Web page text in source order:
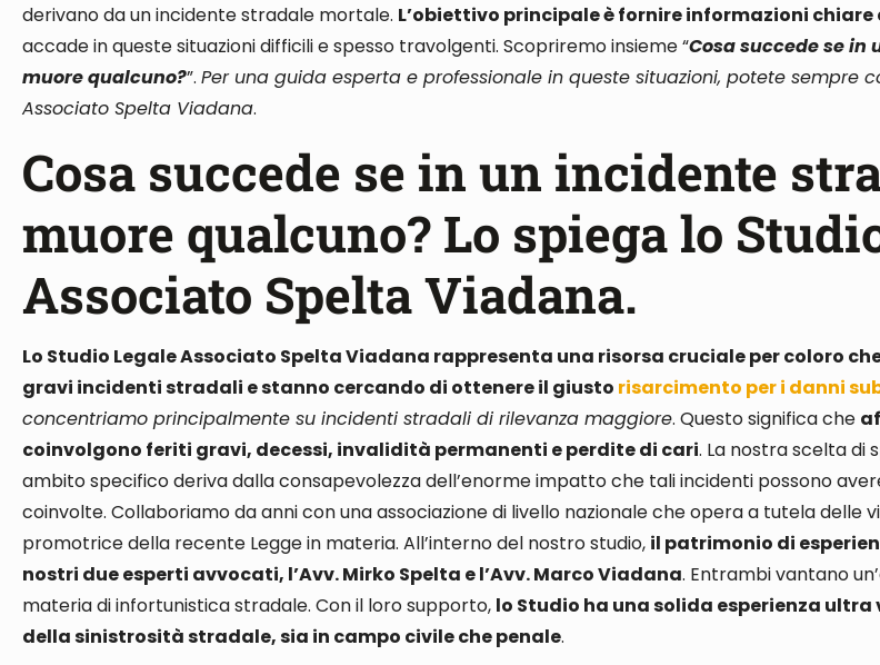
derivano da un incidente stradale mortale. L’obiettivo principale è fornire informazioni
accade in queste situazioni difficili e spesso travolgenti. Scopriremo insieme “Cosa succede se
muore qualcuno?”.Per una guida esperta e professionale in queste situazioni, potete sempre
Associato Spelta Viadana.
Cosa succede se in un incidente
muore qualcuno? Lo spiega lo
Associato Spelta Viadana.
Lo Studio Legale Associato Spelta Viadana rappresenta una risorsa cruciale per coloro
gravi incidenti stradali e stanno cercando di ottenere il giusto risarcimento per i danni
concentriamo principalmente su incidenti stradali di rilevanza maggiore. Questo significa che
coinvolgono feriti gravi, decessi, invalidità permanenti e perdite di cari. La nostra scelta di
ambito specifico deriva dalla consapevolezza dell’enorme impatto che tali incidenti possono
coinvolte.Collaboriamo da anni con una associazione di livello nazionale che opera a tutela delle
promotrice della recente Legge in materia. All’interno del nostro studio, il patrimonio di
nostri due esperti avvocati, l’Avv. Mirko Spelta e l’Avv. Marco Viadana. Entrambi vantano
materia di infortunistica stradale. Con il loro supporto, lo Studio ha una solida esperienza
della sinistrosità stradale, sia in campo civile che penale.